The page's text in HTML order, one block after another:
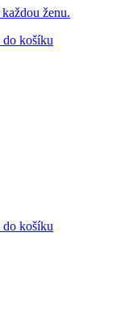
ženu.
košíku
košíku